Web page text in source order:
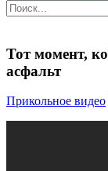
Тот момент,
асфальт
Прикольное видео